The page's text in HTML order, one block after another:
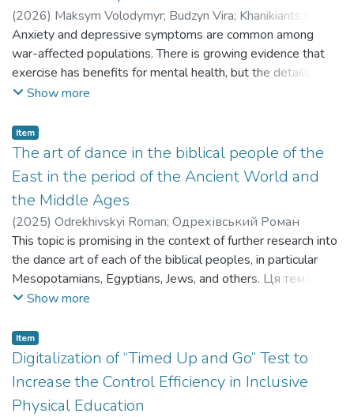
(2026) Maksym Volodymyr; Budzyn Vira; Khanikiants Olena
Максим Володимир;Будзин Віра;Ханікіянц Олена
Anxiety and depressive symptoms are common among
war-affected populations. There is growing evidence that
exercise has benefits for mental health, but the details of
practical implementation are often poorly understood.
населення, яке зазнало впливу війни. Силові вправи
демонструють дедалі більше доказів впливу на
психічне здоров'я, але деталі практичного
впровадження часто недостатньо висвітлюються.
Show more
Item
The art of dance in the biblical people of the
East in the period of the Ancient World and
the Middle Ages
(2025) Odrekhivskyi Roman; Одрехівський Роман
This topic is promising in the context of further research into
the dance art of each of the biblical peoples, in particular
Mesopotamians, Egyptians, Jews, and others. Ця тема є
перспективною в контексті подальших досліджень
народів, зокрема месопотамійців, єгиптян, євреїв та
інших.
Show more
Item
Digitalization of “Timed Up and Go” Test to
Increase the Control Efficiency in Inclusive
Physical Education